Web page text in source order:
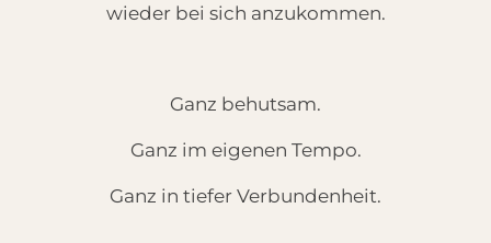
wieder bei sich anzukommen.
Ganz behutsam.
Ganz im eigenen Tempo.
Ganz in tiefer Verbundenheit.